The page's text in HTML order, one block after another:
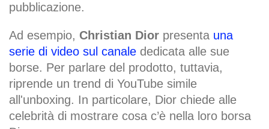
pubblicazione.
Ad esempio, Christian Dior presenta una
serie di video sul canale dedicata alle sue
borse. Per parlare del prodotto, tuttavia,
riprende un trend di YouTube simile
all'unboxing. In particolare, Dior chiede alle
celebrità di mostrare cosa c’è nella loro borsa